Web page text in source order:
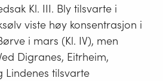
Kl. III. Bly tilsvarte i
viste høy konsentrasjon i
i mars (Kl. IV), men
Digranes, Eitrheim,
Lindenes tilsvarte